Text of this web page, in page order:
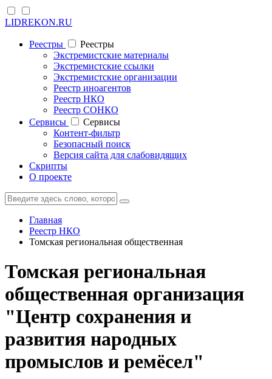
LIDREKON.RU
Реестры
Реестры
Экстремистские материалы
Экстремистские ссылки
Экстремистские организации
Реестр иноагентов
Реестр НКО
Реестр СОНКО
Cервисы
Cервисы
Контент-фильтр
Безопасный поиск
Версия сайта для слабовидящих
Скрипты
О проекте
Главная
Реестр НКО
Томская региональная общественная
Томская региональная
общественная организация
"Центр сохранения и
развития народных
промыслов и ремёсел"